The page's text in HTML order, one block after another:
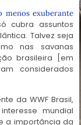
menos exuberante
cubra assuntos
Talvez seja
nas savanas
brasileira [em
considerados
da WWF Brasil,
mundial
a importância da